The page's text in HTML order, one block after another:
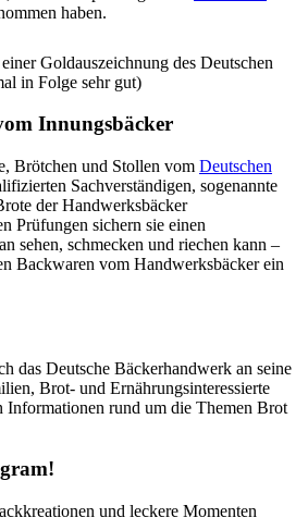
haben.
Goldauszeichnung des Deutschen
in Folge sehr gut)
Innungsbäcker
Brötchen und Stollen vom Deutschen
Sachverständigen, sogenannte
der Handwerksbäcker
Prüfungen sichern sie einen
sehen, schmecken und riechen kann –
Backwaren vom Handwerksbäcker ein
das Deutsche Bäckerhandwerk an seine
Brot- und Ernährungsinteressierte
Informationen rund um die Themen Brot
und leckere Momenten